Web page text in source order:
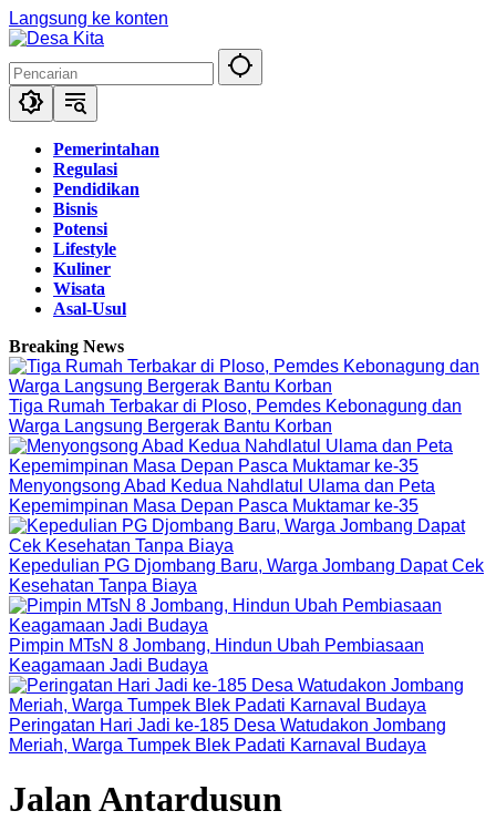
Langsung ke konten
Pemerintahan
Regulasi
Pendidikan
Bisnis
Potensi
Lifestyle
Kuliner
Wisata
Asal-Usul
Breaking News
Tiga Rumah Terbakar di Ploso, Pemdes Kebonagung dan
Warga Langsung Bergerak Bantu Korban
Menyongsong Abad Kedua Nahdlatul Ulama dan Peta
Kepemimpinan Masa Depan Pasca Muktamar ke-35
Kepedulian PG Djombang Baru, Warga Jombang Dapat Cek
Kesehatan Tanpa Biaya
Pimpin MTsN 8 Jombang, Hindun Ubah Pembiasaan
Keagamaan Jadi Budaya
Peringatan Hari Jadi ke-185 Desa Watudakon Jombang
Meriah, Warga Tumpek Blek Padati Karnaval Budaya
Jalan Antardusun